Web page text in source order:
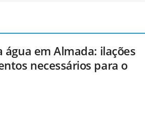
água em Almada: ilações
necessários para o